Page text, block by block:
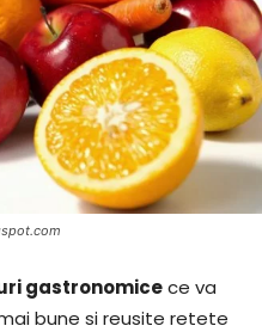
gastronomicece va
bune si reusite retete